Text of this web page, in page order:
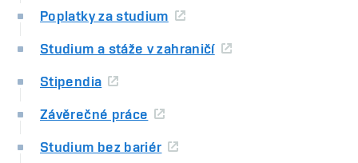
Poplatky za studium
Studium a stáže v zahraničí
Stipendia
Závěrečné práce
Studium bez bariér